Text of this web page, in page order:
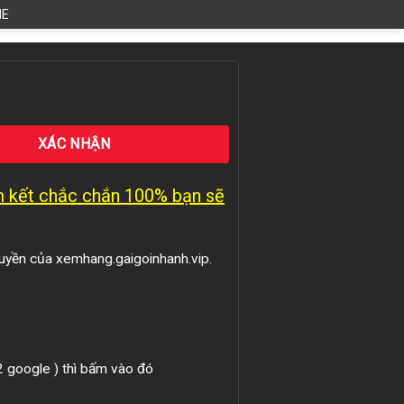
chắc chắn 100% bạn sẽ
của xemhang.gaigoinhanh.vip.
google ) thì bấm vào đó